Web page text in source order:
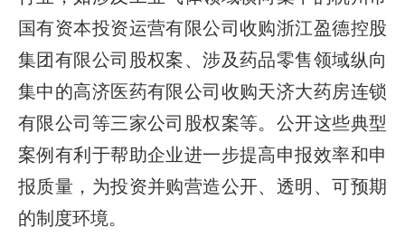
国有资本投资运营有限公司收购浙江盈德控股
集团有限公司股权案、涉及药品零售领域纵向
集中的高济医药有限公司收购天济大药房连锁
有限公司等三家公司股权案等。公开这些典型
案例有利于帮助企业进一步提高申报效率和申
报质量，为投资并购营造公开、透明、可预期
的制度环境。